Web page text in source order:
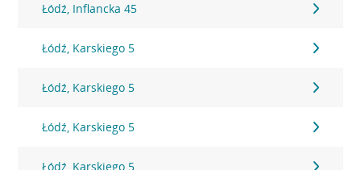
Łódź, Inflancka 45
Łódź, Karskiego 5
Łódź, Karskiego 5
Łódź, Karskiego 5
Łódź, Karskiego 5